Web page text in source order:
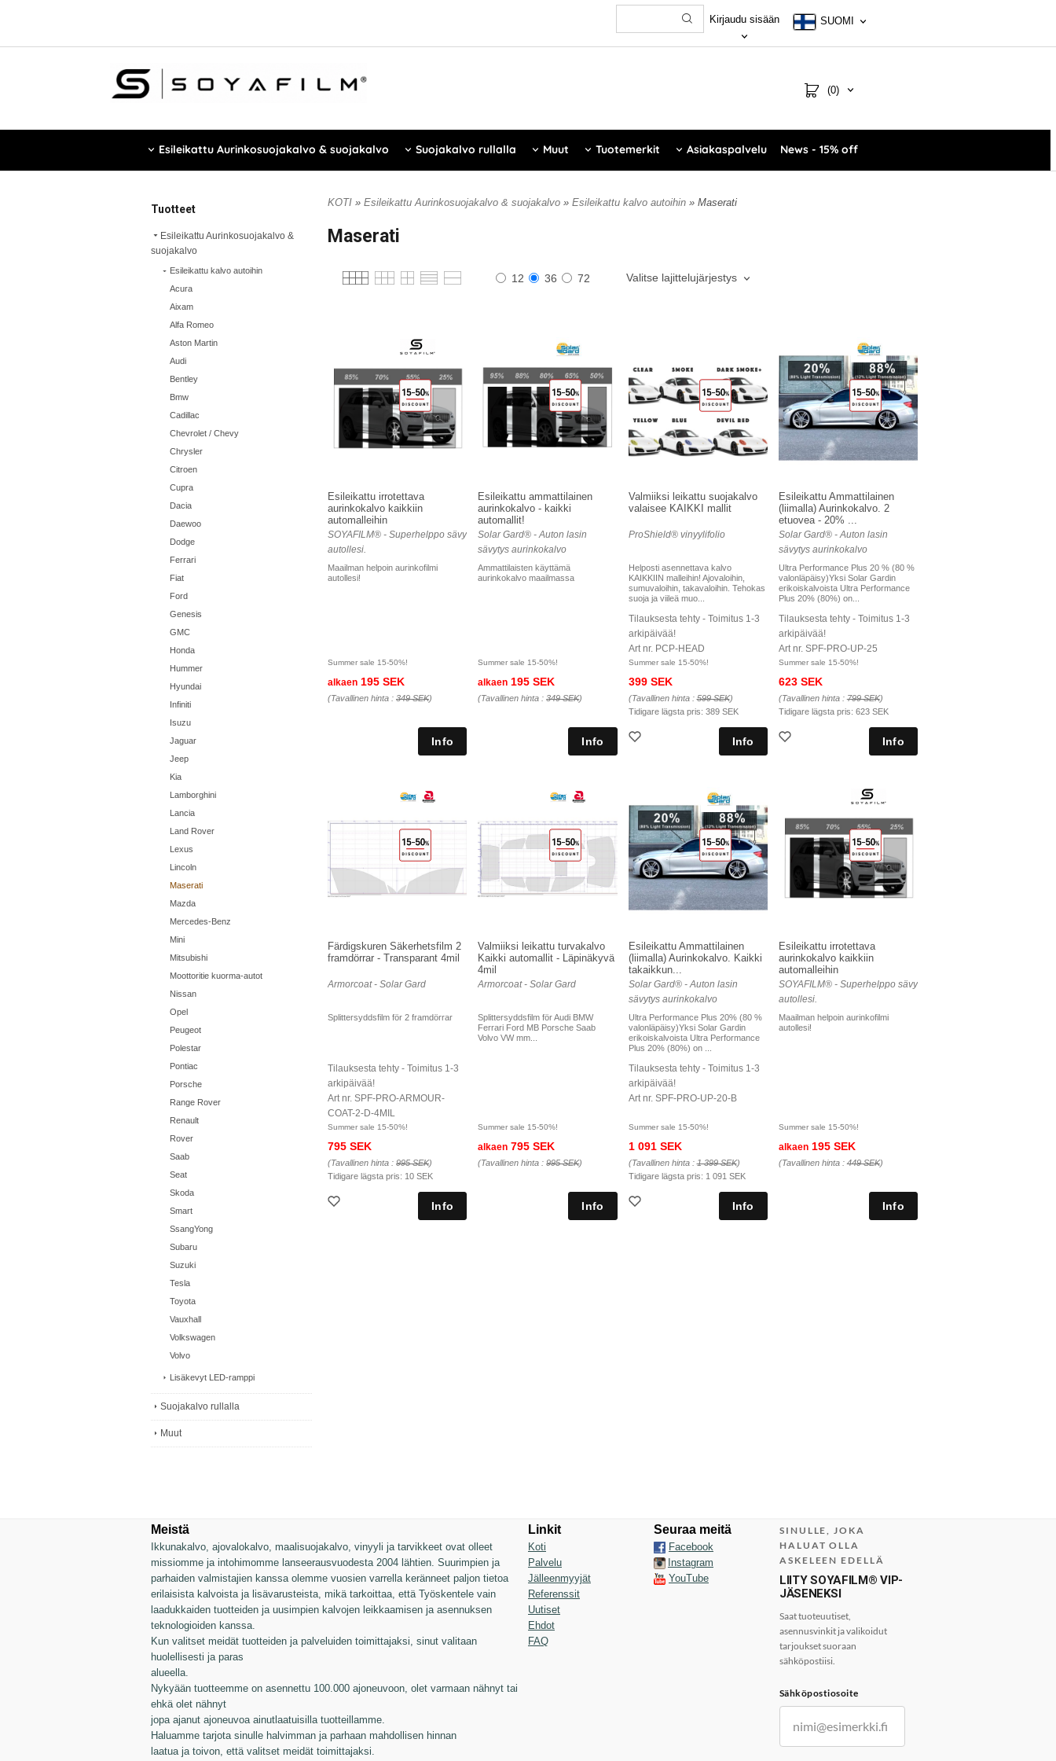
Kirjaudu sisään SUOMI
(0)
Esileikattu Aurinkosuojakalvo & suojakalvo Suojakalvo rullalla Muut Tuotemerkit Asiakaspalvelu News - 15% off
Tuotteet
Esileikattu Aurinkosuojakalvo &
suojakalvo
Esileikattu kalvo autoihin
Acura
Aixam
Alfa Romeo
Aston Martin
Audi
Bentley
Bmw
Cadillac
Chevrolet / Chevy
Chrysler
Citroen
Cupra
Dacia
Daewoo
Dodge
Ferrari
Fiat
Ford
Genesis
GMC
Honda
Hummer
Hyundai
Infiniti
Isuzu
Jaguar
Jeep
Kia
Lamborghini
Lancia
Land Rover
Lexus
Lincoln
Maserati
Mazda
Mercedes-Benz
Mini
Mitsubishi
Moottoritie kuorma-autot
Nissan
Opel
Peugeot
Polestar
Pontiac
Porsche
Range Rover
Renault
Rover
Saab
Seat
Skoda
Smart
SsangYong
Subaru
Suzuki
Tesla
Toyota
Vauxhall
Volkswagen
Volvo
Lisäkevyt LED-ramppi
Suojakalvo rullalla
Muut
KOTI » Esileikattu Aurinkosuojakalvo & suojakalvo » Esileikattu kalvo autoihin » Maserati
Maserati
12 36 72 Valitse lajittelujärjestys
Esileikattu irrotettava
aurinkokalvo kaikkiin
automalleihin
SOYAFILM® - Superhelppo sävy
autollesi.
Maailman helpoin aurinkofilmi
autollesi!
Summer sale 15-50%!
alkaen 195 SEK
(Tavallinen hinta : 349 SEK)
Esileikattu ammattilainen
aurinkokalvo - kaikki
automallit!
Solar Gard® - Auton lasin
sävytys aurinkokalvo
Ammattilaisten käyttämä
aurinkokalvo maailmassa
Summer sale 15-50%!
alkaen 195 SEK
(Tavallinen hinta :349 SEK)
Valmiiksi leikattu suojakalvo
valaisee KAIKKI mallit
ProShield® vinyylifolio
Helposti asennettava kalvo
KAIKKIIN malleihin! Ajovaloihin,
sumuvaloihin, takavaloihin. Tehokas
suoja ja viileä muo...
Tilauksesta tehty - Toimitus 1-3
arkipäivää!
Art nr. PCP-HEAD
Summer sale 15-50%!
399 SEK
(Tavallinen hinta :599 SEK)
Tidigare lägsta pris: 389 SEK
Esileikattu Ammattilainen
(liimalla) Aurinkokalvo. 2
etuovea - 20% ...
Solar Gard® - Auton lasin
sävytys aurinkokalvo
Ultra Performance Plus 20 % (80 %
valonläpäisy)Yksi Solar Gardin
erikoiskalvoista Ultra Performance
Plus 20% (80%) on...
Tilauksesta tehty - Toimitus 1-3
arkipäivää!
Art nr. SPF-PRO-UP-25
Summer sale 15-50%!
623 SEK
(Tavallinen hinta :799 SEK)
Tidigare lägsta pris: 623 SEK
Färdigskuren Säkerhetsfilm 2
framdörrar - Transparant 4mil
Armorcoat - Solar Gard
Splittersyddsfilm för 2 framdörrar
Tilauksesta tehty - Toimitus 1-3
arkipäivää!
Art nr. SPF-PRO-ARMOUR-
COAT-2-D-4MIL
Summer sale 15-50%!
795 SEK
(Tavallinen hinta : 995 SEK)
Tidigare lägsta pris: 10 SEK
Valmiiksi leikattu turvakalvo
Kaikki automallit - Läpinäkyvä
4mil
Armorcoat - Solar Gard
Splittersyddsfilm för Audi BMW
Ferrari Ford MB Porsche Saab
Volvo VW mm...
Summer sale 15-50%!
alkaen 795 SEK
(Tavallinen hinta :995 SEK)
Esileikattu Ammattilainen
(liimalla) Aurinkokalvo. Kaikki
takaikkun...
Solar Gard® - Auton lasin
sävytys aurinkokalvo
Ultra Performance Plus 20% (80 %
valonläpäisy)Yksi Solar Gardin
erikoiskalvoista Ultra Performance
Plus 20% (80%) on ...
Tilauksesta tehty - Toimitus 1-3
arkipäivää!
Art nr. SPF-PRO-UP-20-B
Summer sale 15-50%!
1 091 SEK
(Tavallinen hinta :1 399 SEK)
Tidigare lägsta pris: 1 091 SEK
Esileikattu irrotettava
aurinkokalvo kaikkiin
automalleihin
SOYAFILM® - Superhelppo sävy
autollesi.
Maailman helpoin aurinkofilmi
autollesi!
Summer sale 15-50%!
alkaen195 SEK
(Tavallinen hinta :449 SEK)
Meistä
Ikkunakalvo, ajovalokalvo, maalisuojakalvo, vinyyli ja tarvikkeet ovat olleet
missiomme ja intohimomme lanseerausvuodesta 2004 lähtien. Suurimpien ja
parhaiden valmistajien kanssa olemme vuosien varrella keränneet paljon tietoa
erilaisista kalvoista ja lisävarusteista, mikä tarkoittaa, että Työskentele vain
laadukkaiden tuotteiden ja uusimpien kalvojen leikkaamisen ja asennuksen
teknologioiden kanssa.
Kun valitset meidät tuotteiden ja palveluiden toimittajaksi, sinut valitaan
huolellisesti ja paras
alueella.
Nykyään tuotteemme on asennettu 100.000 ajoneuvoon, olet varmaan nähnyt tai
ehkä olet nähnyt
jopa ajanut ajoneuvoa ainutlaatuisilla tuotteillamme.
Haluamme tarjota sinulle halvimman ja parhaan mahdollisen hinnan
laatua ja toivon, että valitset meidät toimittajaksi.
Linkit
Koti
Palvelu
Jälleenmyyjät
Referenssit
Uutiset
Ehdot
FAQ
Seuraa meitä
Facebook
Instagram
YouTube
SINULLE, JOKA
HALUAT OLLA
ASKELEEN EDELLÄ
LIITY SOYAFILM® VIP-
JÄSENEKSI
Saat tuoteuutiset,
asennusvinkit ja valikoidut
tarjoukset suoraan
sähköpostiisi.
Sähköpostiosoite